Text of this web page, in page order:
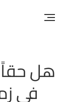
هل حقاً
في